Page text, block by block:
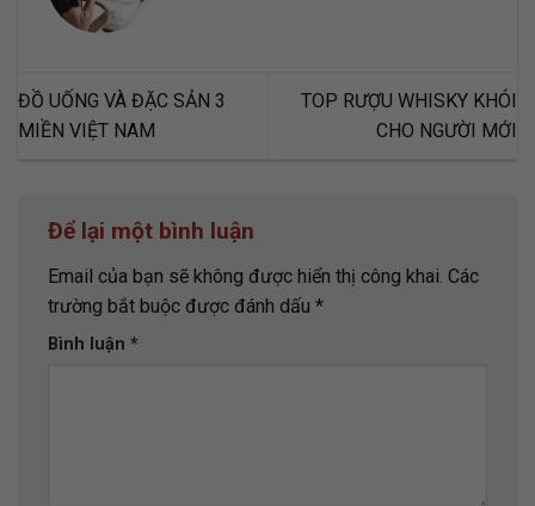
ĐỒ UỐNG VÀ ĐẶC SẢN 3
MIỀN VIỆT NAM
TOP RƯỢU WHISKY KHÓI
CHO NGƯỜI MỚI
Để lại một bình luận
Email của bạn sẽ không được hiển thị công khai. Các
trường bắt buộc được đánh dấu *
Bình luận *